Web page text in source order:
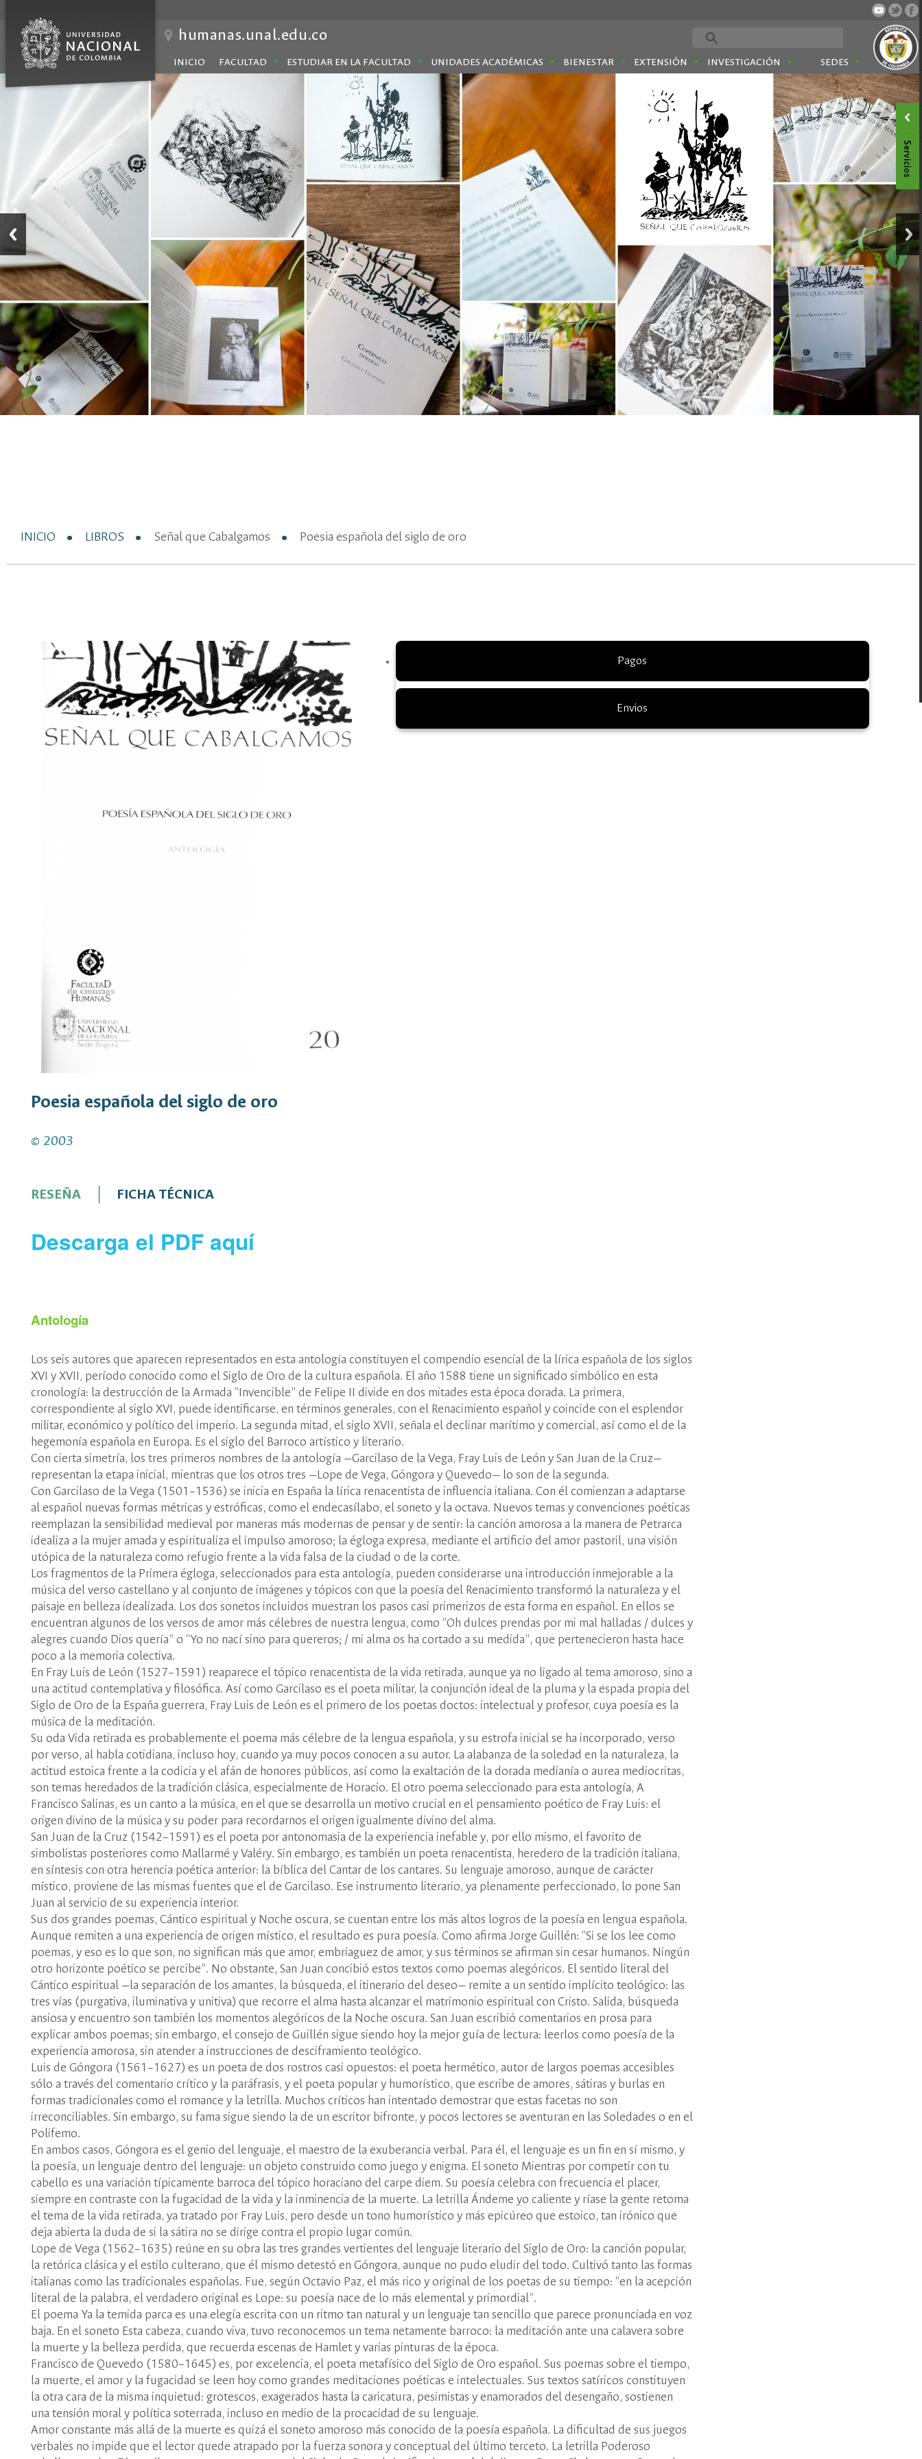
humanas.unal.edu.co
INICIO FACULTAD ESTUDIAR EN LA FACULTAD UNIDADES ACADÉMICAS BIENESTAR EXTENSIÓN INVESTIGACIÓN SEDES
INICIO LIBROS Señal que Cabalgamos Poesia española del siglo de oro
Poesia española del siglo de oro
© 2003
RESEÑA FICHA TÉCNICA
Descarga el PDF aquí
Antología
Los seis autores que aparecen representados en esta antología constituyen el compendio esencial de la lírica española de los siglos
XVI y XVII, período conocido como el Siglo de Oro de la cultura española. El año 1588 tiene un significado simbólico en esta
cronología: la destrucción de la Armada “Invencible” de Felipe II divide en dos mitades esta época dorada. La primera,
correspondiente al siglo XVI, puede identificarse, en términos generales, con el Renacimiento español y coincide con el esplendor
militar, económico y político del imperio. La segunda mitad, el siglo XVII, señala el declinar marítimo y comercial, así como el de la
hegemonía española en Europa. Es el siglo del Barroco artístico y literario.
Con cierta simetría, los tres primeros nombres de la antología —Garcilaso de la Vega, Fray Luis de León y San Juan de la Cruz—
representan la etapa inicial, mientras que los otros tres —Lope de Vega, Góngora y Quevedo— lo son de la segunda.
Con Garcilaso de la Vega (1501–1536) se inicia en España la lírica renacentista de influencia italiana. Con él comienzan a adaptarse
al español nuevas formas métricas y estróficas, como el endecasílabo, el soneto y la octava. Nuevos temas y convenciones poéticas
reemplazan la sensibilidad medieval por maneras más modernas de pensar y de sentir: la canción amorosa a la manera de Petrarca
idealiza a la mujer amada y espiritualiza el impulso amoroso; la égloga expresa, mediante el artificio del amor pastoril, una visión
utópica de la naturaleza como refugio frente a la vida falsa de la ciudad o de la corte.
Los fragmentos de la Primera égloga, seleccionados para esta antología, pueden considerarse una introducción inmejorable a la
música del verso castellano y al conjunto de imágenes y tópicos con que la poesía del Renacimiento transformó la naturaleza y el
paisaje en belleza idealizada. Los dos sonetos incluidos muestran los pasos casi primerizos de esta forma en español. En ellos se
encuentran algunos de los versos de amor más célebres de nuestra lengua, como “Oh dulces prendas por mi mal halladas / dulces y
alegres cuando Dios quería” o “Yo no nací sino para quereros; / mi alma os ha cortado a su medida”, que pertenecieron hasta hace
poco a la memoria colectiva.
En Fray Luis de León (1527–1591) reaparece el tópico renacentista de la vida retirada, aunque ya no ligado al tema amoroso, sino a
una actitud contemplativa y filosófica. Así como Garcilaso es el poeta militar, la conjunción ideal de la pluma y la espada propia del
Siglo de Oro de la España guerrera, Fray Luis de León es el primero de los poetas doctos: intelectual y profesor, cuya poesía es la
música de la meditación.
Su oda Vida retirada es probablemente el poema más célebre de la lengua española, y su estrofa inicial se ha incorporado, verso
por verso, al habla cotidiana, incluso hoy, cuando ya muy pocos conocen a su autor. La alabanza de la soledad en la naturaleza, la
actitud estoica frente a la codicia y el afán de honores públicos, así como la exaltación de la dorada medianía o aurea mediocritas,
son temas heredados de la tradición clásica, especialmente de Horacio. El otro poema seleccionado para esta antología, A
Francisco Salinas, es un canto a la música, en el que se desarrolla un motivo crucial en el pensamiento poético de Fray Luis: el
origen divino de la música y su poder para recordarnos el origen igualmente divino del alma.
San Juan de la Cruz (1542–1591) es el poeta por antonomasia de la experiencia inefable y, por ello mismo, el favorito de
simbolistas posteriores como Mallarmé y Valéry. Sin embargo, es también un poeta renacentista, heredero de la tradición italiana,
en síntesis con otra herencia poética anterior: la bíblica del Cantar de los cantares. Su lenguaje amoroso, aunque de carácter
místico, proviene de las mismas fuentes que el de Garcilaso. Ese instrumento literario, ya plenamente perfeccionado, lo pone San
Juan al servicio de su experiencia interior.
Sus dos grandes poemas, Cántico espiritual y Noche oscura, se cuentan entre los más altos logros de la poesía en lengua española.
Aunque remiten a una experiencia de origen místico, el resultado es pura poesía. Como afirma Jorge Guillén: “Si se los lee como
poemas, y eso es lo que son, no significan más que amor, embriaguez de amor, y sus términos se afirman sin cesar humanos. Ningún
otro horizonte poético se percibe”. No obstante, San Juan concibió estos textos como poemas alegóricos. El sentido literal del
Cántico espiritual —la separación de los amantes, la búsqueda, el itinerario del deseo— remite a un sentido implícito teológico: las
tres vías (purgativa, iluminativa y unitiva) que recorre el alma hasta alcanzar el matrimonio espiritual con Cristo. Salida, búsqueda
ansiosa y encuentro son también los momentos alegóricos de la Noche oscura. San Juan escribió comentarios en prosa para
explicar ambos poemas; sin embargo, el consejo de Guillén sigue siendo hoy la mejor guía de lectura: leerlos como poesía de la
experiencia amorosa, sin atender a instrucciones de desciframiento teológico.
Luis de Góngora (1561–1627) es un poeta de dos rostros casi opuestos: el poeta hermético, autor de largos poemas accesibles
sólo a través del comentario crítico y la paráfrasis, y el poeta popular y humorístico, que escribe de amores, sátiras y burlas en
formas tradicionales como el romance y la letrilla. Muchos críticos han intentado demostrar que estas facetas no son
irreconciliables. Sin embargo, su fama sigue siendo la de un escritor bifronte, y pocos lectores se aventuran en las Soledades o en el
Polifemo.
En ambos casos, Góngora es el genio del lenguaje, el maestro de la exuberancia verbal. Para él, el lenguaje es un fin en sí mismo, y
la poesía, un lenguaje dentro del lenguaje: un objeto construido como juego y enigma. El soneto Mientras por competir con tu
cabello es una variación típicamente barroca del tópico horaciano del carpe diem. Su poesía celebra con frecuencia el placer,
siempre en contraste con la fugacidad de la vida y la inminencia de la muerte. La letrilla Ándeme yo caliente y ríase la gente retoma
el tema de la vida retirada, ya tratado por Fray Luis, pero desde un tono humorístico y más epicúreo que estoico, tan irónico que
deja abierta la duda de si la sátira no se dirige contra el propio lugar común.
Lope de Vega (1562–1635) reúne en su obra las tres grandes vertientes del lenguaje literario del Siglo de Oro: la canción popular,
la retórica clásica y el estilo culterano, que él mismo detestó en Góngora, aunque no pudo eludir del todo. Cultivó tanto las formas
italianas como las tradicionales españolas. Fue, según Octavio Paz, el más rico y original de los poetas de su tiempo: “en la acepción
literal de la palabra, el verdadero original es Lope: su poesía nace de lo más elemental y primordial”.
El poema Ya la temida parca es una elegía escrita con un ritmo tan natural y un lenguaje tan sencillo que parece pronunciada en voz
baja. En el soneto Esta cabeza, cuando viva, tuvo reconocemos un tema netamente barroco: la meditación ante una calavera sobre
la muerte y la belleza perdida, que recuerda escenas de Hamlet y varias pinturas de la época.
Francisco de Quevedo (1580–1645) es, por excelencia, el poeta metafísico del Siglo de Oro español. Sus poemas sobre el tiempo,
la muerte, el amor y la fugacidad se leen hoy como grandes meditaciones poéticas e intelectuales. Sus textos satíricos constituyen
la otra cara de la misma inquietud: grotescos, exagerados hasta la caricatura, pesimistas y enamorados del desengaño, sostienen
una tensión moral y política soterrada, incluso en medio de la procacidad de su lenguaje.
Amor constante más allá de la muerte es quizá el soneto amoroso más conocido de la poesía española. La dificultad de sus juegos
verbales no impide que el lector quede atrapado por la fuerza sonora y conceptual del último terceto. La letrilla Poderoso
Pagos
Haga clic en:Pago en línea
Haga clic en: Venta de libros Centro Editorial e inicie el proceso de pago.
Envios